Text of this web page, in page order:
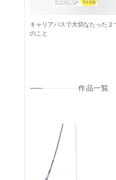
キャリアパスで大切なたった２つ
のこと
作品一覧
私たちについて
作品一覧
お知らせ
お問い合わせ